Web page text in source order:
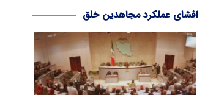
افشای عملکرد مجاهدین خلق